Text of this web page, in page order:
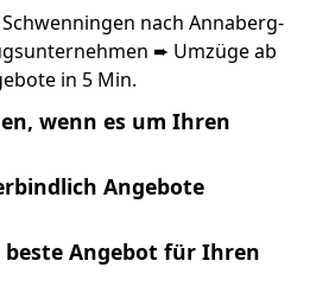
nach Annaberg-
➨ Umzüge ab
in 5 Min.
wenn es um Ihren
Angebote
beste Angebot für Ihren